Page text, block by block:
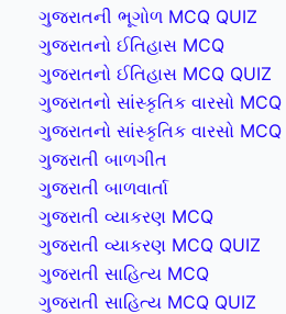
ગુજરાતની ભૂગોળ MCQ QUIZ
ગુજરાતનો ઈતિહાસ MCQ
ગુજરાતનો ઈતિહાસ MCQ QUIZ
ગુજરાતનો સાંસ્કૃતિક વારસો MCQ
ગુજરાતનો સાંસ્કૃતિક વારસો MCQ
ગુજરાતી બાળગીત
ગુજરાતી બાળવાર્તા
ગુજરાતી વ્યાકરણ MCQ
ગુજરાતી વ્યાકરણ MCQ QUIZ
ગુજરાતી સાહિત્ય MCQ
ગુજરાતી સાહિત્ય MCQ QUIZ